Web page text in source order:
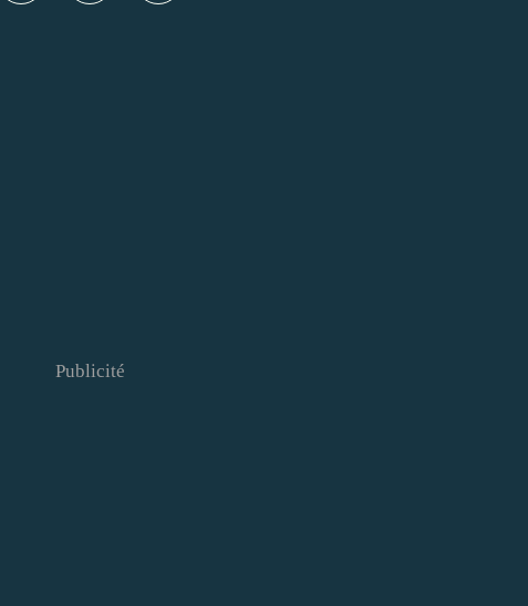
Publicité